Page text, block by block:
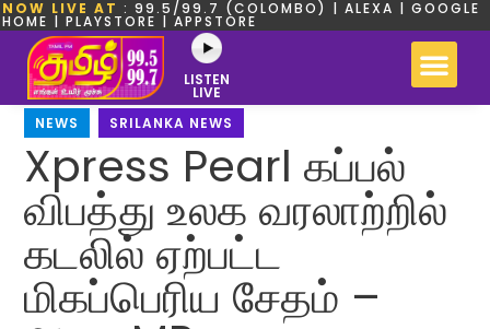
NOW LIVE AT : 99.5/99.7 (COLOMBO) | ALEXA | GOOGLE
HOME | PLAYSTORE | APPSTORE
LISTEN
LIVE
NEWS
SRILANKA NEWS
Xpress Pearl கப்பல்
விபத்து உலக வரலாற்றில்
கடலில் ஏற்பட்ட
மிகப்பெரிய சேதம் –